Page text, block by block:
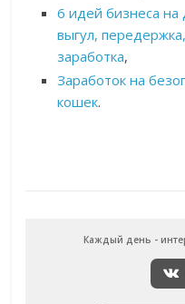
6 идей бизнеса
выгул,
заработка,
Заработок на
кошек.
Каждый день -